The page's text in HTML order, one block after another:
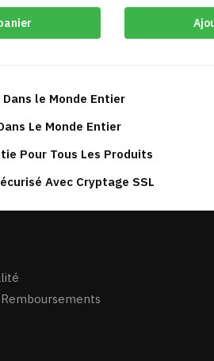
le Monde Entier
Le Monde Entier
Pour Tous Les Produits
Avec Cryptage SSL